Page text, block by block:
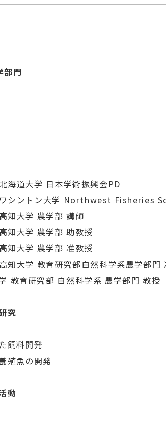
部門
道大学 日本学術振興会PD
ントン大学 Northwest Fisheries
大学 農学部 講師
大学 農学部 助教授
大学 農学部 准教授
大学 教育研究部自然科学系農学部門
教育研究部 自然科学系 農学部門 教授
究
飼料開発
殖魚の開発
動